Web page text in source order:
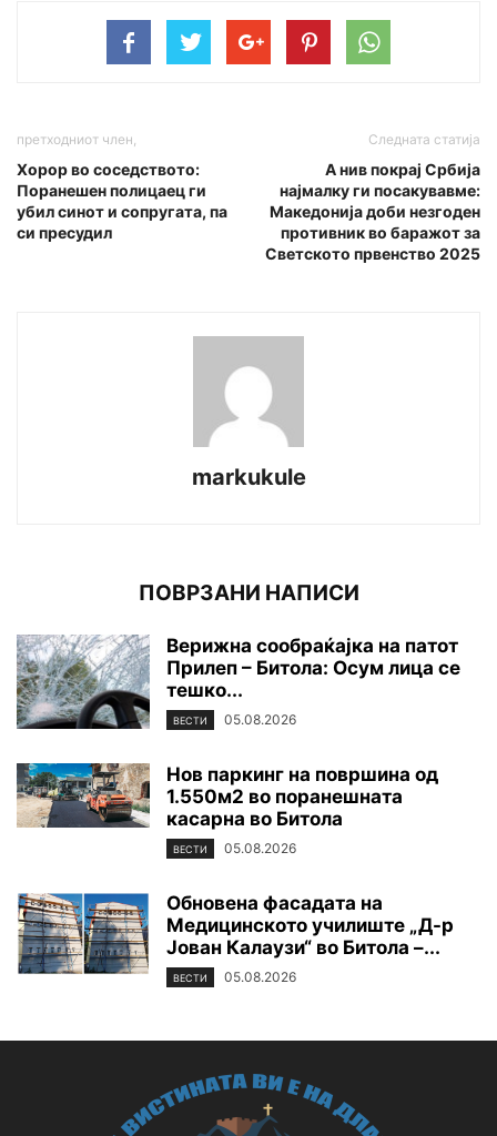
претходниот член,
Хорор во соседството:
Поранешен полицаец ги
убил синот и сопругата, па
си пресудил
Следната статија
А нив покрај Србија
најмалку ги посакувавме:
Македонија доби незгоден
противник во баражот за
Светското првенство 2025
markukule
ПОВРЗАНИ НАПИСИ
Верижна сообраќајка на патот
Прилеп – Битола: Осум лица се
тешко...
ВЕСТИ 05.08.2026
Нов паркинг на површина од
1.550м2 во поранешната
касарна во Битола
ВЕСТИ 05.08.2026
Обновена фасадата на
Медицинското училиште „Д-р
Јован Калаузи“ во Битола –...
ВЕСТИ 05.08.2026